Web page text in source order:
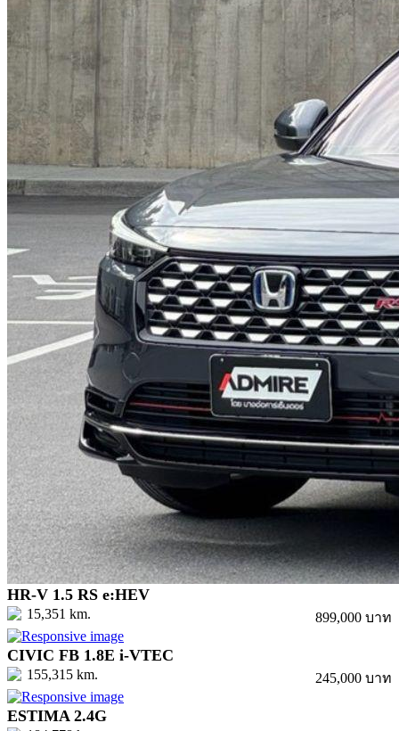
HR-V 1.5 RS e:HEV
15,351 km. 899,000 บาท
CIVIC FB 1.8E i-VTEC
155,315 km. 245,000 บาท
ESTIMA 2.4G